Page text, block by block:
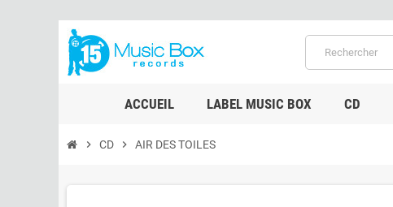
ACCUEIL LABEL MUSIC BOX CD
chevron_right CD chevron_right AIR DES TOILES